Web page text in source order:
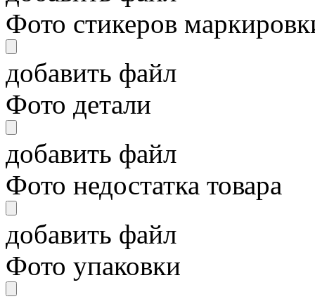
Фото стикеров
добавить файл
Фото детали
добавить файл
Фото недостатка товара
добавить файл
Фото упаковки